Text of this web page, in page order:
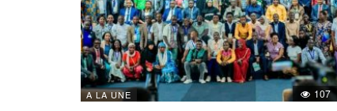
A LA UNE 107